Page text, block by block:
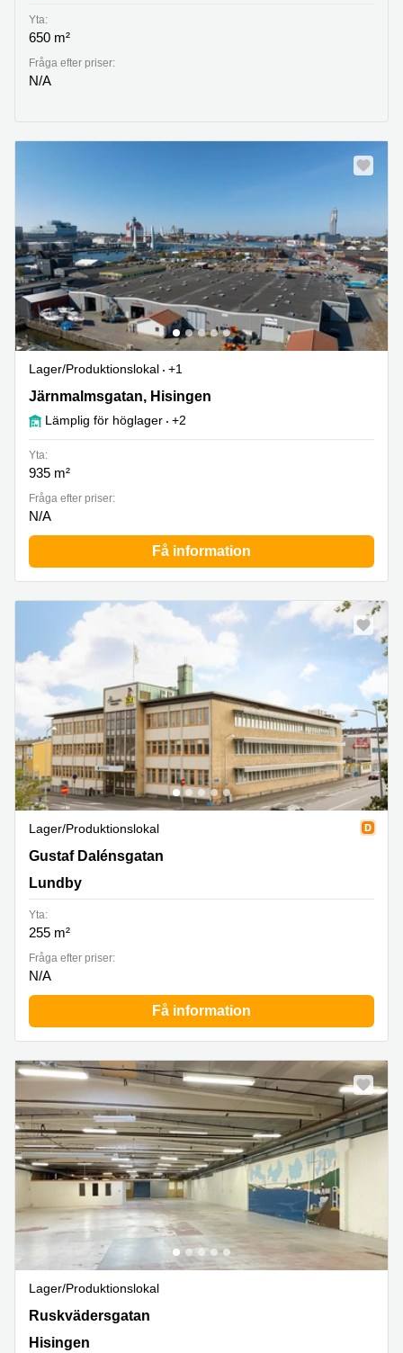
Yta:
650 m²
Fråga efter priser:
N/A
Lager/produktionslokal
+1
Järnmalmsgatan 1C, Hisingen
Järnmalmsgatan, Hisingen
Lämplig för höglager +2
Yta:
935 m²
Fråga efter priser:
N/A
Få information
Lager/produktionslokal
Gustaf Dalénsgatan 19, Lundby
Gustaf Dalénsgatan
Lundby
Yta:
255 m²
Fråga efter priser:
N/A
Få information
Lager/produktionslokal
Göteborg, Ruskvädersgatan 20, Hisingen
Ruskvädersgatan
Hisingen